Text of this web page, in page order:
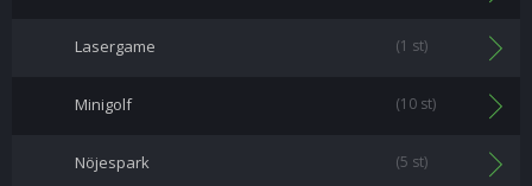
Lasergame (1 st)
Minigolf (10 st)
Nöjespark (5 st)